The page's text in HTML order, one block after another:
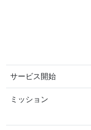
サービス開始
ミッション